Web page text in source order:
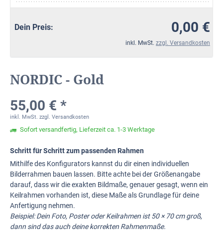
Dein Preis: 0,00 €
inkl. MwSt. zzgl. Versandkosten
NORDIC - Gold
55,00 € *
inkl. MwSt. zzgl. Versandkosten
Sofort versandfertig, Lieferzeit ca. 1-3 Werktage
Schritt für Schritt zum passenden Rahmen
Mithilfe des Konfigurators kannst du dir einen individuellen
Bilderrahmen bauen lassen. Bitte achte bei der Größenangabe
darauf, dass wir die exakten Bildmaße, genauer gesagt, wenn ein
Keilrahmen vorhanden ist, diese Maße als Grundlage für deine
Anfertigung nehmen.
Beispiel: Dein Foto, Poster oder Keilrahmen ist 50 × 70 cm groß,
dann sind das auch deine korrekten Rahmenmaße.